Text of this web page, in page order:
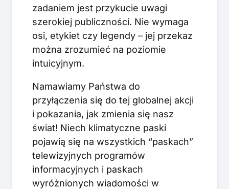
zadaniem jest przykucie uwagi
szerokiej publiczności. Nie wymaga
osi, etykiet czy legendy – jej przekaz
można zrozumieć na poziomie
intuicyjnym.
Namawiamy Państwa do
przyłączenia się do tej globalnej akcji
i pokazania, jak zmienia się nasz
świat! Niech klimatyczne paski
pojawią się na wszystkich “paskach”
telewizyjnych programów
informacyjnych i paskach
wyróżnionych wiadomości w